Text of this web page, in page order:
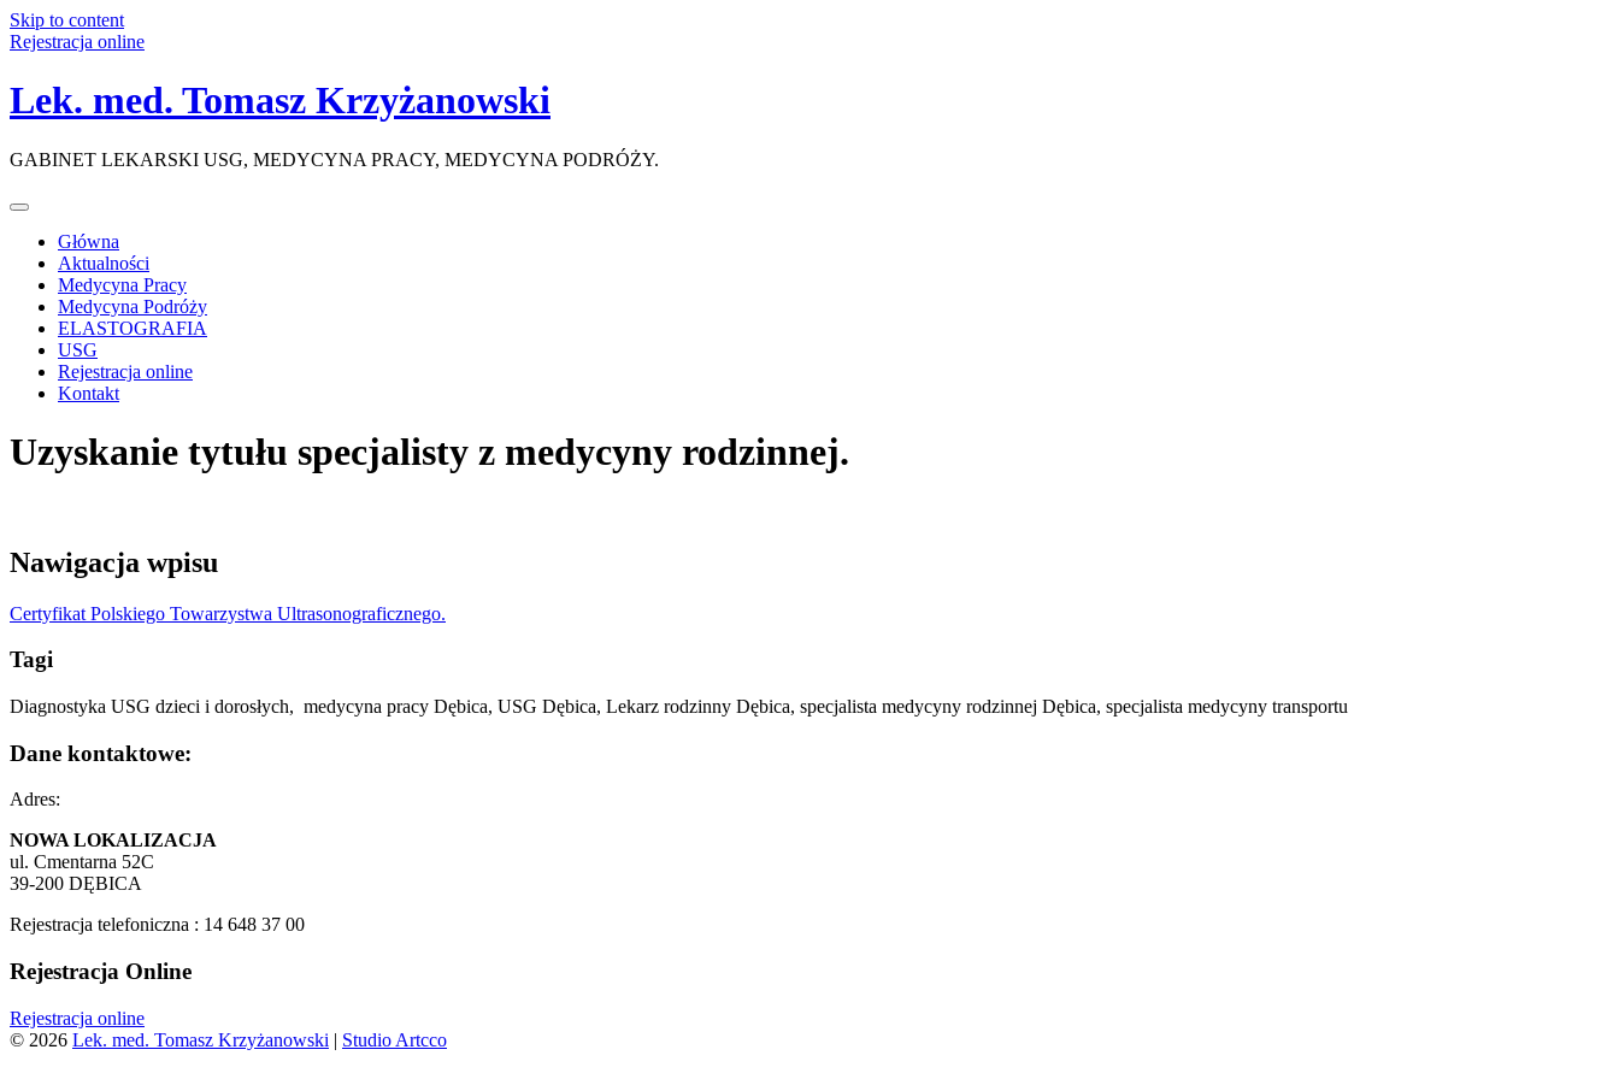
Skip to content
Rejestracja online
Lek. med. Tomasz Krzyżanowski
GABINET LEKARSKI USG, MEDYCYNA PRACY, MEDYCYNA PODRÓŻY.
Główna
Aktualności
Medycyna Pracy
Medycyna Podróży
ELASTOGRAFIA
USG
Rejestracja online
Kontakt
Uzyskanie tytułu specjalisty z medycyny rodzinnej.
Nawigacja wpisu
Certyfikat Polskiego Towarzystwa Ultrasonograficznego.
Tagi
Diagnostyka USG dzieci i dorosłych, medycyna pracy Dębica, USG Dębica, Lekarz rodzinny Dębica, specjalista medycyny rodzinnej Dębica, specjalista medycyny transportu
Dane kontaktowe:
Adres:
NOWA LOKALIZACJA
ul. Cmentarna 52C
39-200 DĘBICA
Rejestracja telefoniczna : 14 648 37 00
Rejestracja Online
Rejestracja online
© 2026 Lek. med. Tomasz Krzyżanowski | Studio Artcco